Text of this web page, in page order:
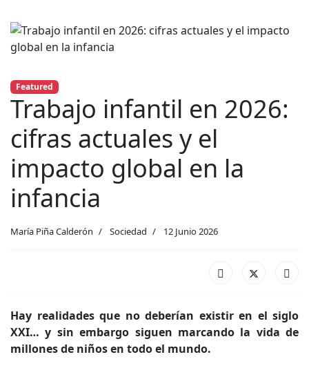
Featured
Trabajo infantil en 2026:
cifras actuales y el
impacto global en la
infancia
María Piña Calderón Sociedad 12 Junio 2026
Hay realidades que no deberían existir en el siglo
XXI… y sin embargo siguen marcando la vida de
millones de niños en todo el mundo.